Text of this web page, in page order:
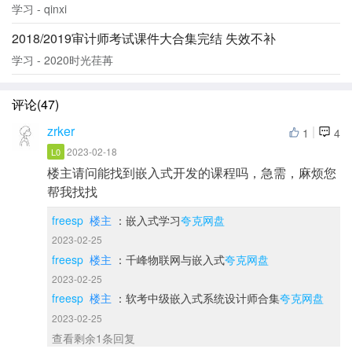
学习 - qinxi
2018/2019审计师考试课件大合集完结 失效不补
学习 - 2020时光荏苒
评论(47)
1 | 4
zrker
L0 2023-02-18
楼主请问能找到嵌入式开发的课程吗，急需，麻烦您
帮我找找
freesp 楼主 ：嵌入式学习夸克网盘
2023-02-25
freesp 楼主 ：千峰物联网与嵌入式夸克网盘
2023-02-25
freesp 楼主 ：软考中级嵌入式系统设计师合集夸克网盘
2023-02-25
查看剩余1条回复